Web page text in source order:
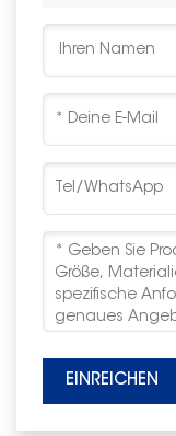
EINREICHEN